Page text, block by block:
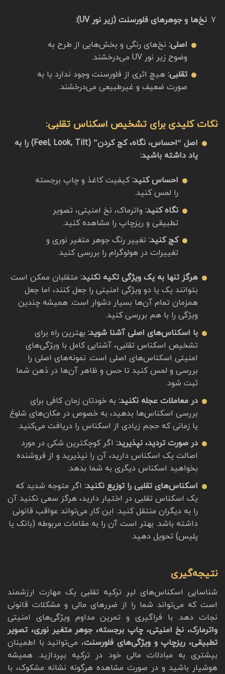
نخ‌ها و جوهرهای فلورسنت (زیر نور UV):
اصلی:نخ‌های رنگی و بخش‌هایی از طرح به
وضوح زیر نور UV می‌درخشند.
تقلبی:هیچ اثری از فلورسنت وجود ندارد یا به
صورت ضعیف و غیرطبیعی می‌درخشند.
نکات کلیدی برای تشخیص اسکناس تقلبی:
اصل “احساس، نگاه، کج کردن” (Feel, Look, Tilt) را به
یاد داشته باشید:
احساس کنید:کیفیت کاغذ و چاپ برجسته
را لمس کنید.
نگاه کنید:واترماک، نخ امنیتی، تصویر
تطبیقی و ریزچاپ را مشاهده کنید.
کج کنید:تغییر رنگ جوهر متغیر نوری و
تغییرات در هولوگرام را بررسی کنید.
هرگز تنها به یک ویژگی تکیه نکنید:متقلبان ممکن است
بتوانند یک یا دو ویژگی امنیتی را جعل کنند، اما جعل
همزمان تمام آن‌ها بسیار دشوار است. همیشه چندین
ویژگی را با هم بررسی کنید.
با اسکناس‌های اصلی آشنا شوید:بهترین راه برای
تشخیص اسکناس تقلبی، آشنایی کامل با ویژگی‌های
امنیتی اسکناس‌های اصلی است. نمونه‌های اصلی را
بررسی و لمس کنید تا حس و ظاهر آن‌ها در ذهن شما
ثبت شود.
در معاملات عجله نکنید:به خودتان زمان کافی برای
بررسی اسکناس‌ها بدهید، به خصوص در مکان‌های شلوغ
یا زمانی که حجم زیادی از اسکناس را دریافت می‌کنید.
در صورت تردید، نپذیرید:اگر کوچکترین شکی در مورد
اصالت یک اسکناس دارید، آن را نپذیرید و از فروشنده
بخواهید اسکناس دیگری به شما بدهد.
اسکناس‌های تقلبی را توزیع نکنید:اگر متوجه شدید که
یک اسکناس تقلبی در اختیار دارید، هرگز سعی نکنید آن
را به دیگران منتقل کنید. این کار می‌تواند عواقب قانونی
داشته باشد. بهتر است آن را به مقامات مربوطه (بانک یا
پلیس) تحویل دهید.
نتیجه‌گیری
شناسایی اسکناس‌های لیر ترکیه تقلبی یک مهارت ارزشمند
است که می‌تواند شما را از ضررهای مالی و مشکلات قانونی
نجات دهد. با فراگیری و تمرین مداوم ویژگی‌های امنیتی
واترمارک، نخ امنیتی، چاپ برجسته، جوهر متغیر نوری، تصویر
تطبیقی، ریزچاپ و ویژگی‌های فلورسنت، می‌توانید با اطمینان
بیشتری به مبادلات مالی خود در ترکیه بپردازید. همیشه
هوشیار باشید و در صورت مشاهده هرگونه نشانه مشکوک، با